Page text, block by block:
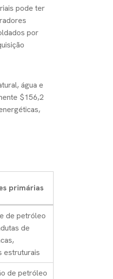
pode ter
por
água e
$156,2
primárias
de petróleo
de
estruturais
de petróleo